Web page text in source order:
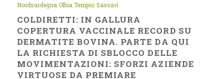
Nordsardegna Olbia Tempio Sassari
COLDIRETTI: IN GALLURA
COPERTURA VACCINALE RECORD SU
DERMATITE BOVINA. PARTE DA QUI
LA RICHIESTA DI SBLOCCO DELLE
MOVIMENTAZIONI: SFORZI AZIENDE
VIRTUOSE DA PREMIARE